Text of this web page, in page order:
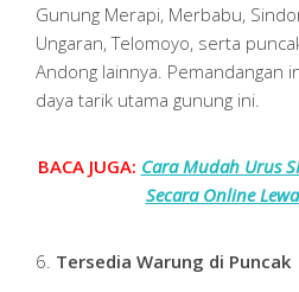
Gunung Merapi, Merbabu,
Ungaran, Telomoyo, serta
Andong lainnya. Pemandangan
daya tarik utama gunung ini.
BACA JUGA: Cara Mudah Urus
Secara Online
6. Tersedia Warung di Puncak